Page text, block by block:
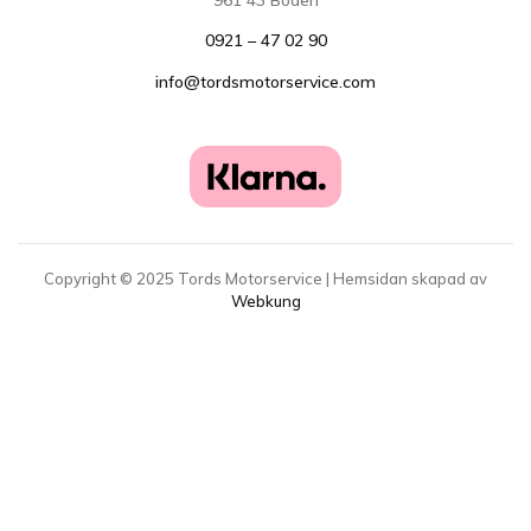
0921 – 47 02 90
info@tordsmotorservice.com
Copyright © 2025 Tords Motorservice | Hemsidan skapad av
Webkung